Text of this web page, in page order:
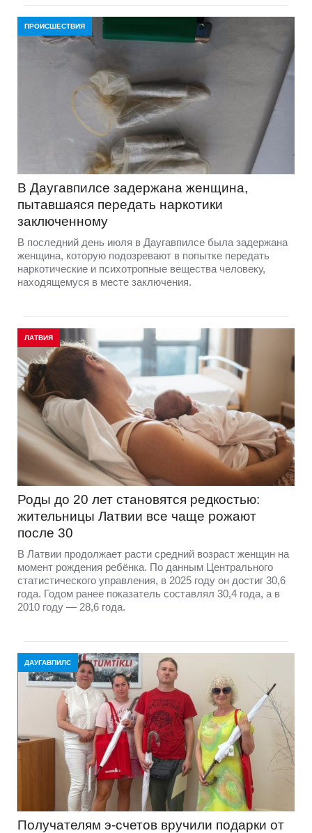
ПРОИСШЕСТВИЯ
В Даугавпилсе задержана женщина,
пытавшаяся передать наркотики
заключенному
В последний день июля в Даугавпилсе была задержана
женщина, которую подозревают в попытке передать
наркотические и психотропные вещества человеку,
находящемуся в месте заключения.
ЛАТВИЯ
Роды до 20 лет становятся редкостью:
жительницы Латвии все чаще рожают
после 30
В Латвии продолжает расти средний возраст женщин на
момент рождения ребёнка. По данным Центрального
статистического управления, в 2025 году он достиг 30,6
года. Годом ранее показатель составлял 30,4 года, а в
2010 году — 28,6 года.
ДАУГАВПИЛС
Получателям э-счетов вручили подарки от